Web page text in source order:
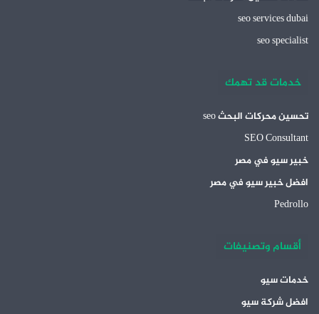
seo services dubai
seo specialist
خدمات قد تهمك
تحسين محركات البحث seo
SEO Consultant
خبير سيو في مصر
افضل خبير سيو في مصر
Pedrollo
أقسام وتصنيفات
خدمات سيو
افضل شركة سيو